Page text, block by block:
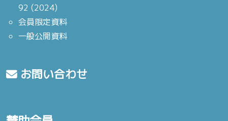
92 (2024)
会員限定資料
一般公開資料
お問い合わせ